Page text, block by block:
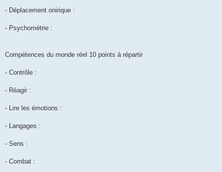
- Déplacement onirique :
- Psychométrie :
Compétences du monde réel 10 points à répartir
- Contrôle :
- Réagir :
- Lire les émotions :
- Langages :
- Sens :
- Combat :